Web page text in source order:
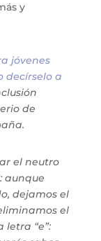
y
jóvenes
decírselo a
de
el neutro
aunque
dejamos el
el
letra “e”: